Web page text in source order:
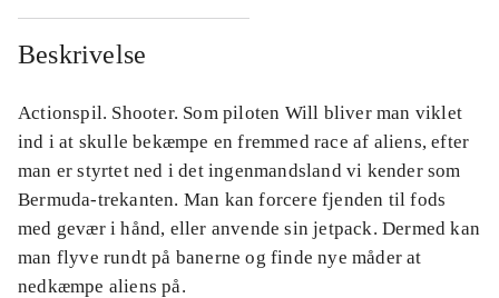
Beskrivelse
Actionspil. Shooter. Som piloten Will bliver man viklet
ind i at skulle bekæmpe en fremmed race af aliens, efter
man er styrtet ned i det ingenmandsland vi kender som
Bermuda-trekanten. Man kan forcere fjenden til fods
med gevær i hånd, eller anvende sin jetpack. Dermed kan
man flyve rundt på banerne og finde nye måder at
nedkæmpe aliens på.